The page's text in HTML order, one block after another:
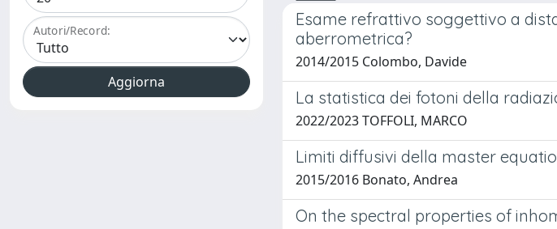
Autori/Record:
Esame refrattivo soggettivo a
aberrometrica?
2014/2015 Colombo, Davide
La statistica dei fotoni della
2022/2023 TOFFOLI, MARCO
Limiti diffusivi della master
2015/2016 Bonato, Andrea
On the spectral properties of